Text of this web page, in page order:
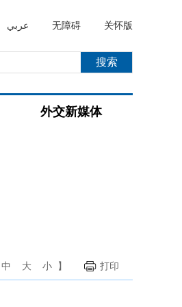
عربي 无障碍 关怀版
外交新媒体
中 大 小 】 打印